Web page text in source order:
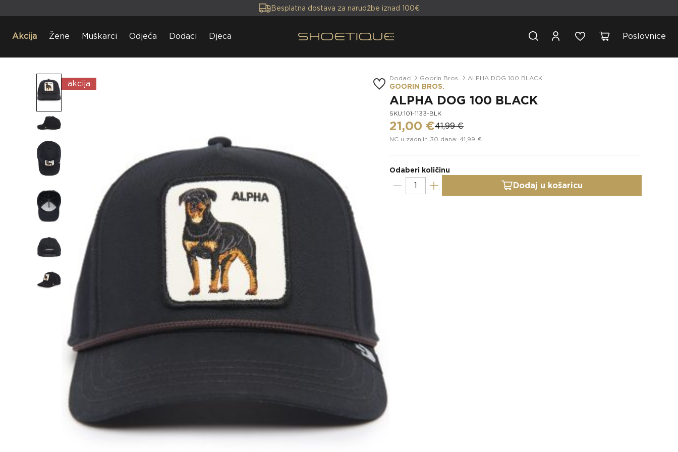
Besplatna dostava za narudžbe iznad 100€
Akcija Žene Muškarci Odjeća Dodaci Djeca Poslovnice
akcija
Dodaci Goorin Bros. ALPHA DOG 100 BLACK
GOORIN BROS.
ALPHA DOG 100 BLACK
SKU:101-1133-BLK
21,00 €41,99 €
NC u zadnjih 30 dana: 41,99 €
Odaberi količinu
Dodaj u košaricu